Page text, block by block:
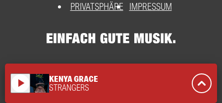
PRIVATSPHÄRE
IMPRESSUM
play_arrow KENYA GRACE
STRANGERS